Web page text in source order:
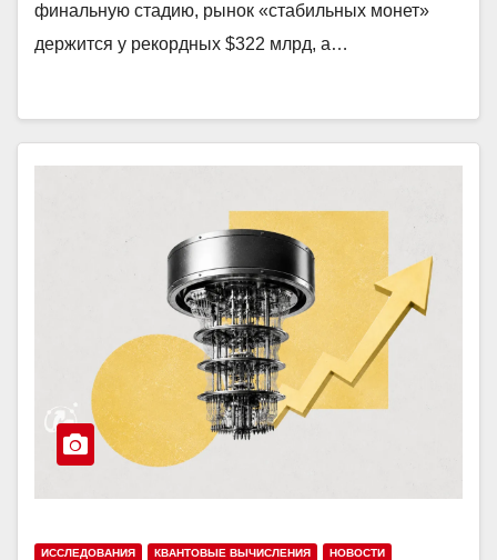
финальную стадию, рынок «стабильных монет»
держится у рекордных $322 млрд, а…
ИССЛЕДОВАНИЯ КВАНТОВЫЕ ВЫЧИСЛЕНИЯ НОВОСТИ